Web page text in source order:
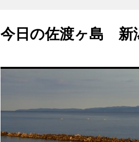
テ
ス
今日の佐渡ヶ島 新